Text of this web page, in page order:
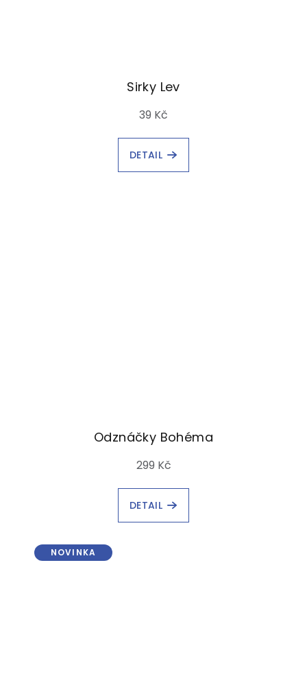
Sirky Lev
39 Kč
DETAIL
Odznáčky Bohéma
299 Kč
DETAIL
NOVINKA